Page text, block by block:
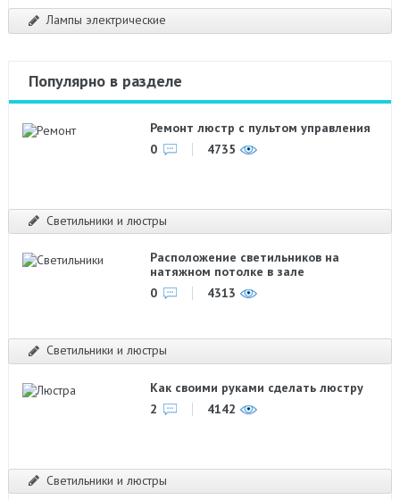
Лампы электрические
Популярно в разделе
Ремонт люстр с пультом управления
0
4735
Светильники и люстры
Расположение светильников на
натяжном потолке в зале
0
4313
Светильники и люстры
Как своими руками сделать люстру
2
4142
Светильники и люстры